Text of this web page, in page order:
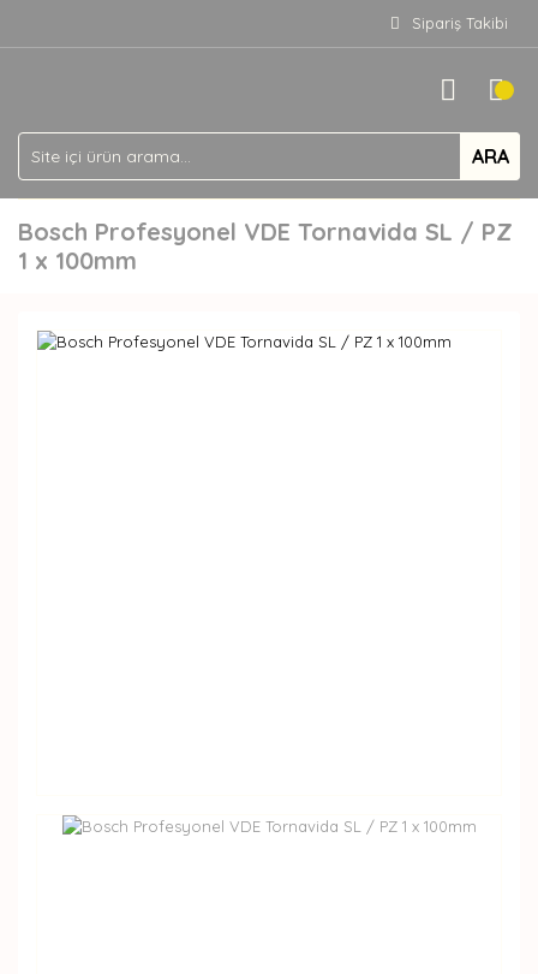
Sipariş Takibi
ARA
Bosch Profesyonel VDE Tornavida SL / PZ
1 x 100mm